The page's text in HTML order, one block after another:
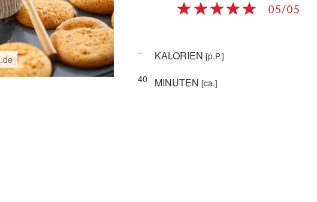
– KALORIEN [p.P.]
40
MINUTEN [ca.]